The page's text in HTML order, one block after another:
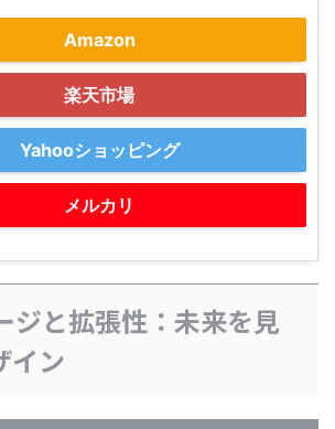
Amazon
楽天市場
Yahooショッピング
メルカリ
ジと拡張性：未来を見
イン